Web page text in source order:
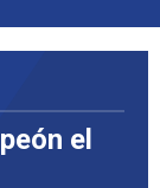
el